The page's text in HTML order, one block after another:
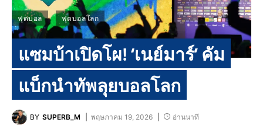
ฟุตบอล ฟุตบอลโลก
แซมบ้าเปิดโผ! ‘เนย์มาร์’ คัม
แบ็กนำทัพลุยบอลโลก
BY SUPERB_M พฤษภาคม 19, 2026 อ่านนาที